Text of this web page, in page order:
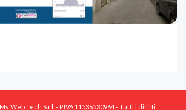
Web Tech S.r.l. - P.IVA 11536530964 - Tutti i diritti